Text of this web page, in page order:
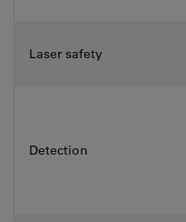
Laser safety
Detection